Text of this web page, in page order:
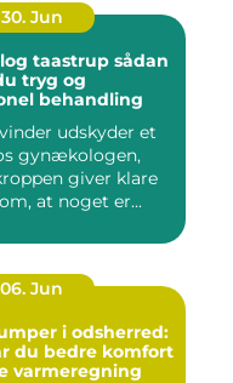
30. Jun
taastrup sådan
tryg og
behandling
udskyder et
gynækologen,
giver klare
at noget er...
06. Jun
i odsherred:
du bedre komfort
varmeregning